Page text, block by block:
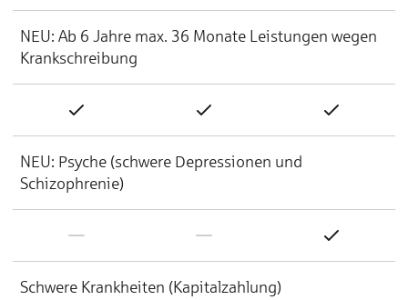
NEU: Ab 6 Jahre max. 36 Monate Leistungen wegen
Krankschreibung
NEU: Psyche (schwere Depressionen und
Schizophrenie)
Schwere Krankheiten (Kapitalzahlung)